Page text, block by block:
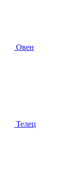
Овен
Телец